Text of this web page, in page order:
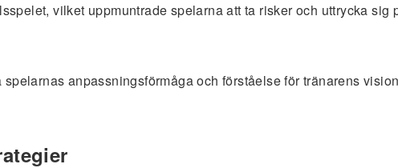
vilket uppmuntrade spelarna att ta risker och uttrycka sig
anpassningsförmåga och förståelse för tränarens